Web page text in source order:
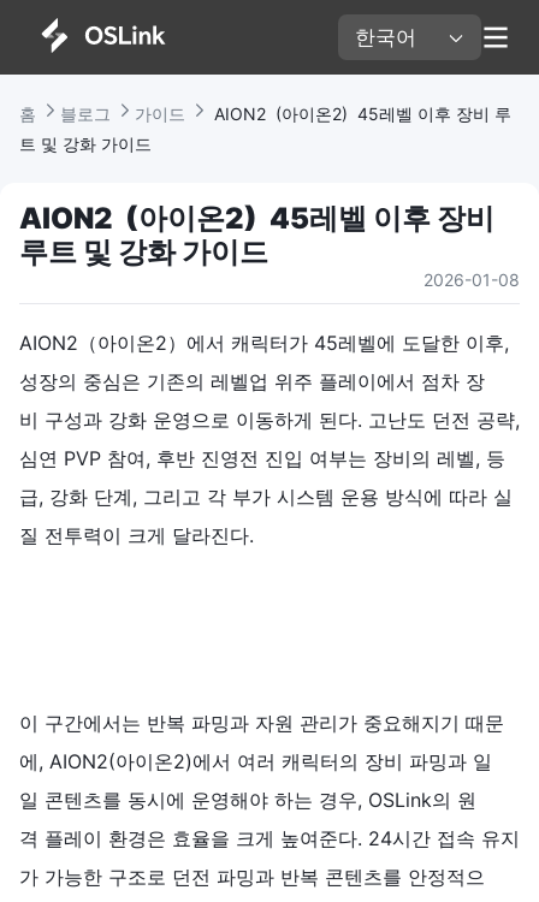
한국어
홈 블로그 가이드
AION2  (아이온2)  45레벨 이후 장비 루
트 및 강화 가이드
AION2  (아이온2)  45레벨 이후 장비
루트 및 강화 가이드
2026-01-08
AION2（아이온2）에서 캐릭터가 45레벨에 도달한 이후,
성장의 중심은 기존의 레벨업 위주 플레이에서 점차 장
비 구성과 강화 운영으로 이동하게 된다. 고난도 던전 공략,
심연 PVP 참여, 후반 진영전 진입 여부는 장비의 레벨, 등
급, 강화 단계, 그리고 각 부가 시스템 운용 방식에 따라 실
질 전투력이 크게 달라진다.
이 구간에서는 반복 파밍과 자원 관리가 중요해지기 때문
에, AION2(아이온2)에서 여러 캐릭터의 장비 파밍과 일
일 콘텐츠를 동시에 운영해야 하는 경우, OSLink의 원
격 플레이 환경은 효율을 크게 높여준다. 24시간 접속 유지
가 가능한 구조로 던전 파밍과 반복 콘텐츠를 안정적으